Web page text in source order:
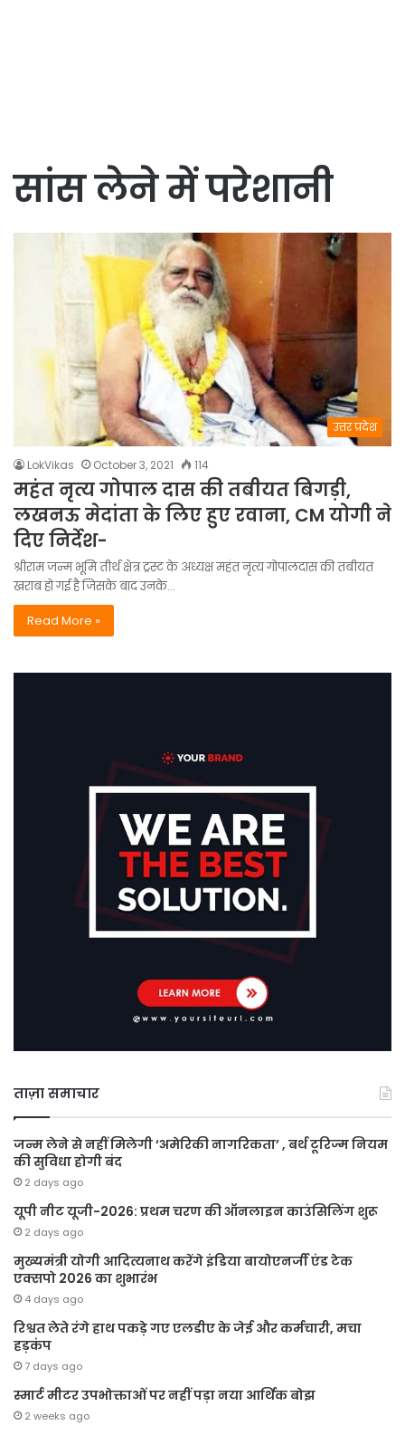
सांस लेने में परेशानी
उत्तर प्रदेश
LokVikas October 3, 2021 114
महंत नृत्य गोपाल दास की तबीयत बिगड़ी,
लखनऊ मेदांता के लिए हुए रवाना, CM योगी ने
दिए निर्देश-
श्रीराम जन्म भूमि तीर्थ क्षेत्र ट्रस्ट के अध्यक्ष महंत नृत्य गोपालदास की तबीयत
खराब हो गई है जिसके बाद उनके…
Read More »
ताज़ा समाचार
जन्म लेने से नहीं मिलेगी ‘अमेरिकी नागरिकता’ , बर्थ टूरिज्म नियम
की सुविधा होगी बंद
2 days ago
यूपी नीट यूजी-2026: प्रथम चरण की ऑनलाइन काउंसिलिंग शुरू
2 days ago
मुख्यमंत्री योगी आदित्यनाथ करेंगे इंडिया बायोएनर्जी एंड टेक
एक्सपो 2026 का शुभारंभ
4 days ago
रिश्वत लेते रंगे हाथ पकड़े गए एलडीए के जेई और कर्मचारी, मचा
हड़कंप
7 days ago
स्मार्ट मीटर उपभोक्ताओं पर नहीं पड़ा नया आर्थिक बोझ
2 weeks ago